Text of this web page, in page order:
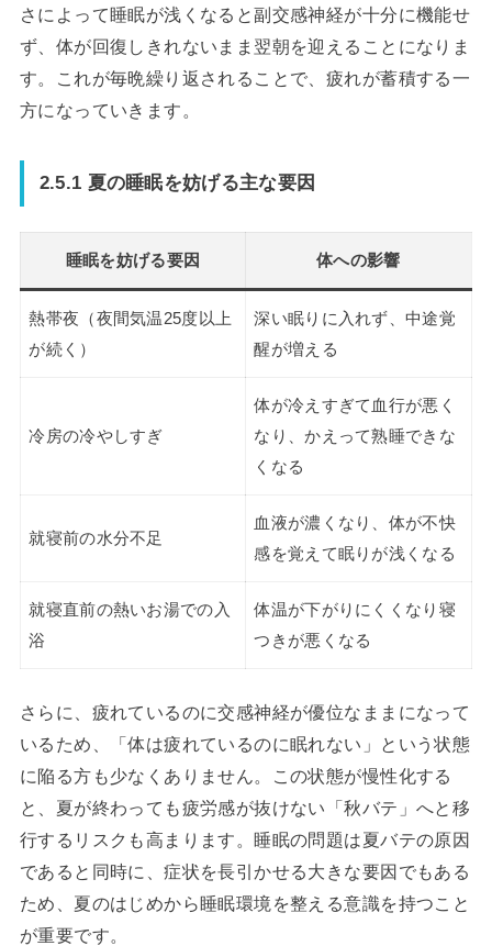
さによって睡眠が浅くなると副交感神経が十分に機能せ
ず、体が回復しきれないまま翌朝を迎えることになりま
す。これが毎晩繰り返されることで、疲れが蓄積する一
方になっていきます。
2.5.1 夏の睡眠を妨げる主な要因
睡眠を妨げる要因 体への影響
熱帯夜（夜間気温25度以上
が続く）
深い眠りに入れず、中途覚
醒が増える
冷房の冷やしすぎ
体が冷えすぎて血行が悪く
なり、かえって熟睡できな
くなる
就寝前の水分不足
血液が濃くなり、体が不快
感を覚えて眠りが浅くなる
就寝直前の熱いお湯での入
浴
体温が下がりにくくなり寝
つきが悪くなる
さらに、疲れているのに交感神経が優位なままになって
いるため、「体は疲れているのに眠れない」という状態
に陥る方も少なくありません。この状態が慢性化する
と、夏が終わっても疲労感が抜けない「秋バテ」へと移
行するリスクも高まります。睡眠の問題は夏バテの原因
であると同時に、症状を長引かせる大きな要因でもある
ため、夏のはじめから睡眠環境を整える意識を持つこと
が重要です。